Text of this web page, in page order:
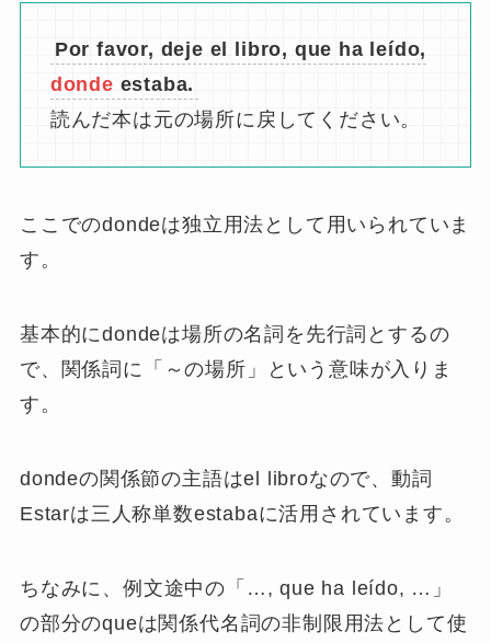
Por favor, deje el libro, que ha leído,
donde estaba.
読んだ本は元の場所に戻してください。
ここでのdondeは独立用法として用いられていま
す。
基本的にdondeは場所の名詞を先行詞とするの
で、関係詞に「～の場所」という意味が入りま
す。
dondeの関係節の主語はel libroなので、動詞
Estarは三人称単数estabaに活用されています。
ちなみに、例文途中の「…, que ha leído, …」
の部分のqueは関係代名詞の非制限用法として使